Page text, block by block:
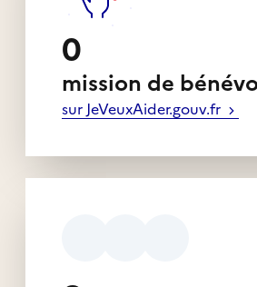
0
mission de
sur JeVeuxAider.gouv.fr